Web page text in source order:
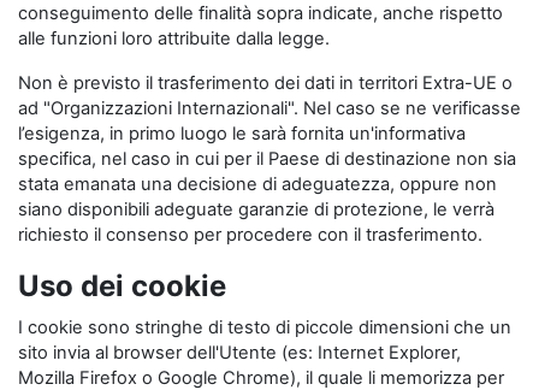
conseguimento delle finalità sopra indicate, anche rispetto
alle funzioni loro attribuite dalla legge.
Non è previsto il trasferimento dei dati in territori Extra-UE o
ad "Organizzazioni Internazionali". Nel caso se ne verificasse
l’esigenza, in primo luogo le sarà fornita un'informativa
specifica, nel caso in cui per il Paese di destinazione non sia
stata emanata una decisione di adeguatezza, oppure non
siano disponibili adeguate garanzie di protezione, le verrà
richiesto il consenso per procedere con il trasferimento.
Uso dei cookie
I cookie sono stringhe di testo di piccole dimensioni che un
sito invia al browser dell'Utente (es: Internet Explorer,
Mozilla Firefox o Google Chrome), il quale li memorizza per